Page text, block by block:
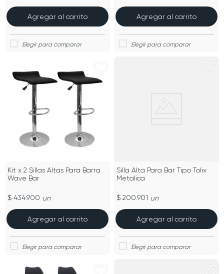
Agregar al carrito Agregar al carrito
Kit x 2 Sillas Altas Para Barra
Wave Bar
$ 434.900 un
Agregar al carrito
Silla Alta Para Bar Tipo Tolix
Metalica
$ 200.901 un
Agregar al carrito